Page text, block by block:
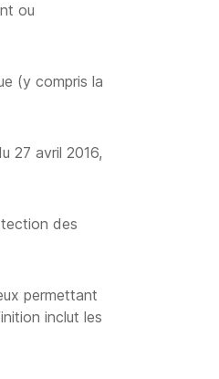
ou
(y compris la
27 avril 2016,
des
permettant
inclut les